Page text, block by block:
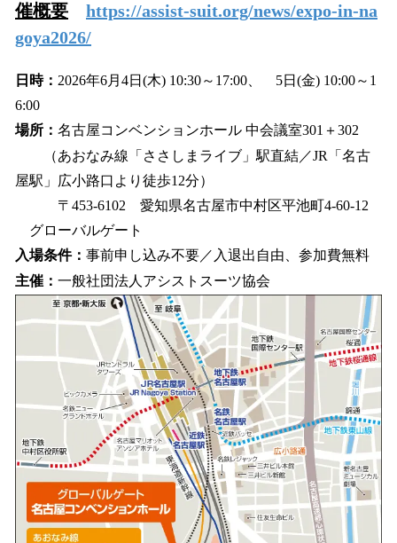
催概要
https://assist-suit.org/news/expo-in-na
goya2026/
日時： 2026年6月4日(木) 10:30～17:00、 5日(金) 10:00～1
6:00
場所： 名古屋コンベンションホール 中会議室301＋302
（あおなみ線「ささしまライブ」駅直結／JR「名古
屋駅」広小路口より徒歩12分）
〒453-6102 愛知県名古屋市中村区平池町4-60-12
グローバルゲート
入場条件： 事前申し込み不要／入退出自由、参加費無料
主催： 一般社団法人アシストスーツ協会